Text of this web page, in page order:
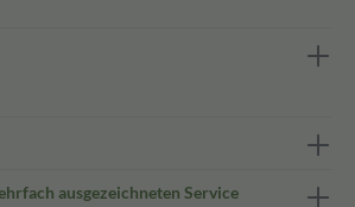
ausgezeichneten Service